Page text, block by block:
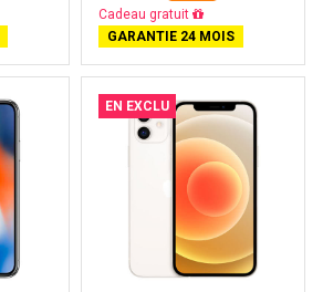
Cadeau gratuit
GARANTIE 24 MOIS
EN EXCLU